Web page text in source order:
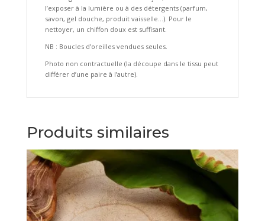
l’exposer à la lumière ou à des détergents (parfum,
savon, gel douche, produit vaisselle…). Pour le
nettoyer, un chiffon doux est suffisant.
NB : Boucles d’oreilles vendues seules.
Photo non contractuelle (la découpe dans le tissu peut
différer d’une paire à l’autre).
Produits similaires